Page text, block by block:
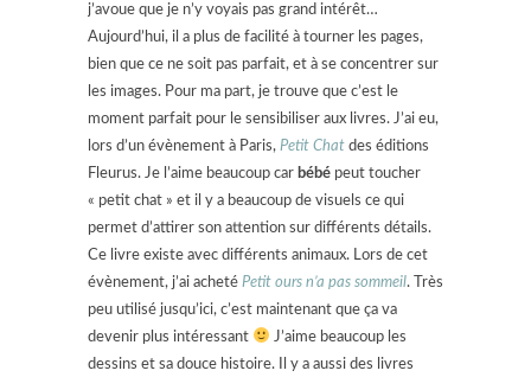
j’avoue que je n’y voyais pas grand intérêt…
Aujourd’hui, il a plus de facilité à tourner les pages,
bien que ce ne soit pas parfait, et à se concentrer sur
les images. Pour ma part, je trouve que c’est le
moment parfait pour le sensibiliser aux livres. J’ai eu,
lors d’un évènement à Paris, Petit Chat des éditions
Fleurus. Je l’aime beaucoup car bébé peut toucher
« petit chat » et il y a beaucoup de visuels ce qui
permet d’attirer son attention sur différents détails.
Ce livre existe avec différents animaux. Lors de cet
évènement, j’ai acheté Petit ours n’a pas sommeil. Très
peu utilisé jusqu’ici, c’est maintenant que ça va
devenir plus intéressant
J’aime beaucoup les
dessins et sa douce histoire. Il y a aussi des livres